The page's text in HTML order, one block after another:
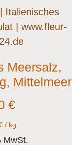
Meersalz,
Mittelmeer
€
/ kg
MwSt.